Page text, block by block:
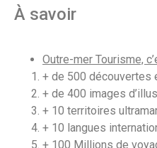
À savoir
Outre-mer Tourisme,
+ de 500 découvertes
+ de 400 images
+ 10 territoires
+ 10 langues
+ 100 Millions de